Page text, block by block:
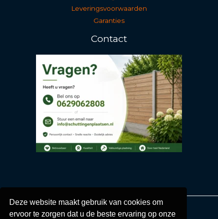
Leveringsvoorwaarden
Garanties
Contact
Copyright © 2026 Schuttingenplaatsen.nl
Deze website maakt gebruik van cookies om
ervoor te zorgen dat u de beste ervaring op onze